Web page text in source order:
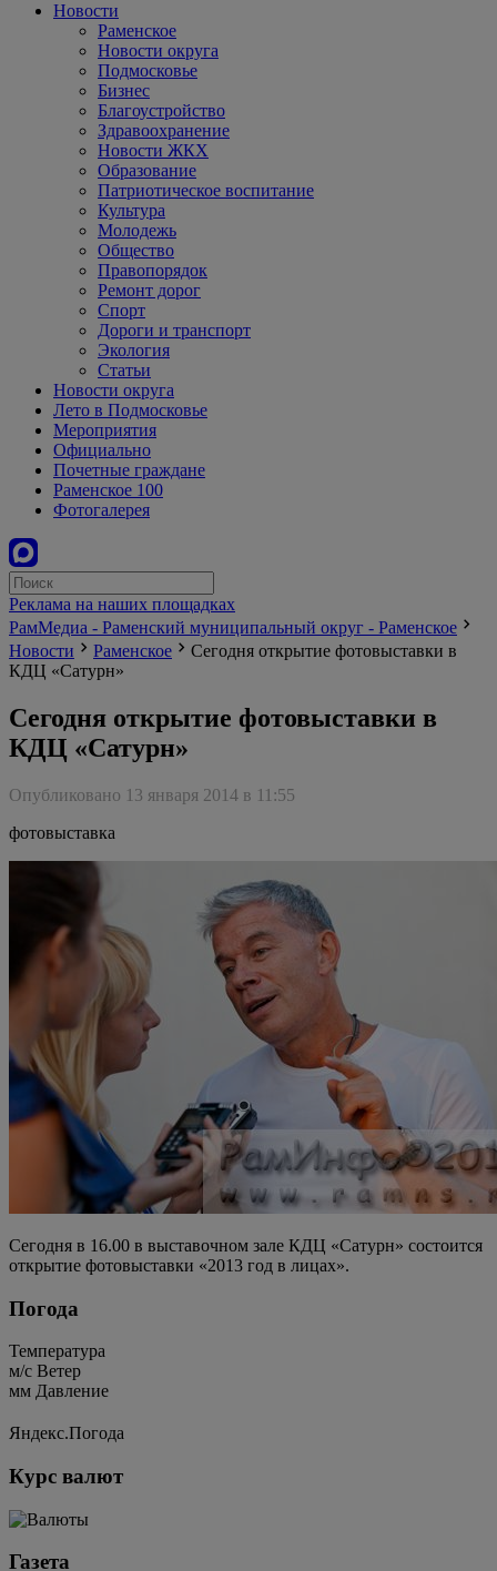
Новости
Раменское
Новости округа
Подмосковье
Бизнес
Благоустройство
Здравоохранение
Новости ЖКХ
Образование
Патриотическое воспитание
Культура
Молодежь
Общество
Правопорядок
Ремонт дорог
Спорт
Дороги и транспорт
Экология
Статьи
Новости округа
Лето в Подмосковье
Мероприятия
Официально
Почетные граждане
Раменское 100
Фотогалерея
Реклама на наших площадках
РамМедиа - Раменский муниципальный округ - Раменское
Новости
Раменское
Сегодня открытие фотовыставки в
КДЦ «Сатурн»
Сегодня открытие фотовыставки в
КДЦ «Сатурн»
Опубликовано 13 января 2014 в 11:55
фотовыставка
Сегодня в 16.00 в выставочном зале КДЦ «Сатурн» состоится
открытие фотовыставки «2013 год в лицах».
Погода
Температура
м/c Ветер
мм Давление
Яндекс.Погода
Курс валют
Газета